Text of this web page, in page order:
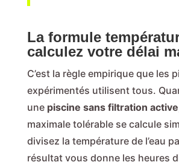
La formule
calculez votre délai
C’est la règle empirique que les
expérimentés utilisent tous.
une piscine sans filtration active
maximale tolérable se calcule
divisez la température de l’eau
résultat vous donne les heures